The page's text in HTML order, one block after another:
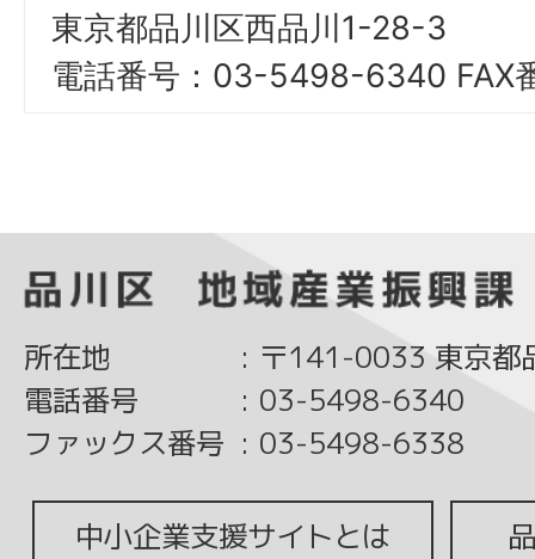
東京都品川区西品川1-28-3
電話番号：03-5498-6340
所在地 : 〒141-0033 東京都
電話番号
: 03-5498-6340
ファックス番号 : 03-5498-6338
中小企業支援サイトとは